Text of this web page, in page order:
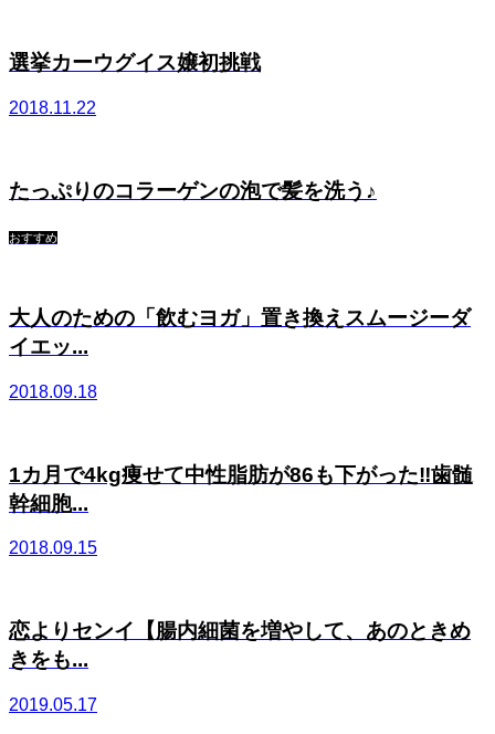
選挙カーウグイス嬢初挑戦
2018.11.22
たっぷりのコラーゲンの泡で髪を洗う♪
おすすめ
大人のための「飲むヨガ」置き換えスムージーダ
イエッ...
2018.09.18
1カ月で4kg痩せて中性脂肪が86も下がった‼︎歯髄
幹細胞...
2018.09.15
恋よりセンイ【腸内細菌を増やして、あのときめ
きをも...
2019.05.17